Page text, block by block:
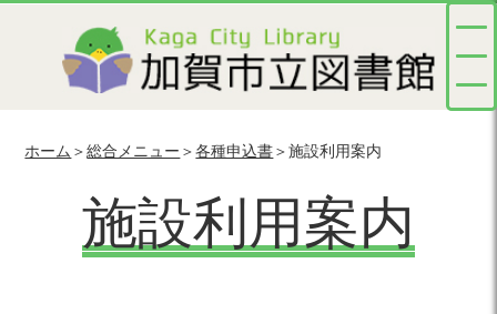
ホーム ＞総合メニュー ＞各種申込書＞施設利用案内
施設利用案内